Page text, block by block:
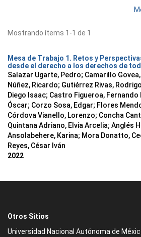
Mostrando ítems 1-1 de 1
Mesa de Trabajo 1. Retos y
desde el derecho a los derechos de
Salazar Ugarte, Pedro; Camarillo
Núñez, Ricardo; Gutiérrez Rivas, Rodrigo
Diego Isaac; Castro Figueroa, Fernando
Óscar; Corzo Sosa, Edgar; Flores
Córdova Vianello, Lorenzo; Concha
Quintana Adriano, Elvia Arcelia; Anglés
Ansolabehere, Karina; Mora Donatto,
Reyes, César Iván
2022
Otros Sitios
Universidad Nacional Autónoma de